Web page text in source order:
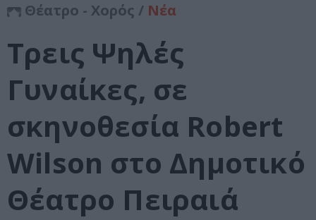
Θέατρο - Χορός / Νέα
Τρεις Ψηλές
Γυναίκες, σε
σκηνοθεσία Robert
Wilson στο Δημοτικό
Θέατρο Πειραιά